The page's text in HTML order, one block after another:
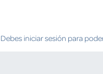
Debes iniciar sesión para